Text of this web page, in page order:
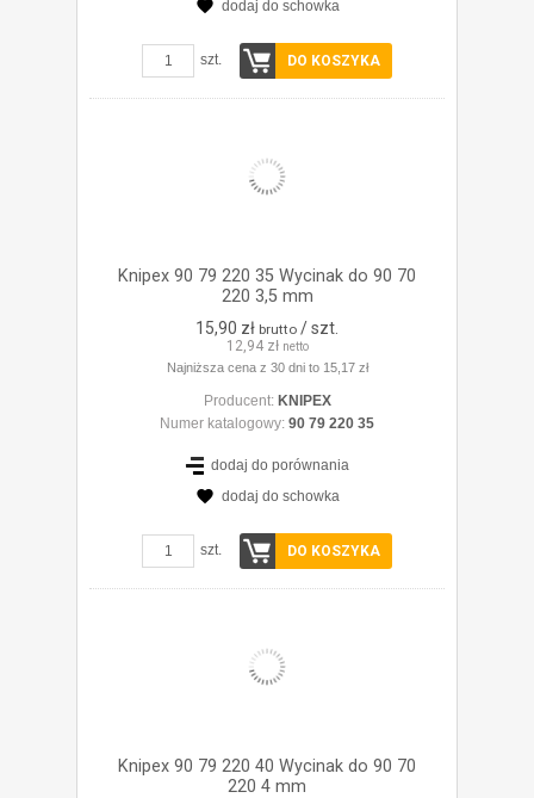
dodaj do schowka
szt. DO KOSZYKA
Knipex 90 79 220 35 Wycinak do 90 70
220 3,5 mm
15,90 zł brutto / szt.
12,94 zł netto
Najniższa cena z 30 dni to 15,17 zł
Producent: KNIPEX
Numer katalogowy: 90 79 220 35
dodaj do porównania
dodaj do schowka
szt. DO KOSZYKA
Knipex 90 79 220 40 Wycinak do 90 70
220 4 mm